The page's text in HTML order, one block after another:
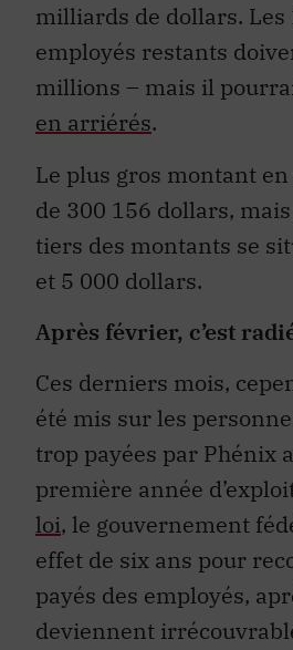
milliards de dollars. Les
employés restants
millions – mais il
en arriérés.
Le plus gros montant
de 300 156 dollars,
tiers des montants se
et 5 000 dollars.
Après février, c’est
Ces derniers mois,
été mis sur les
trop payées par Phénix
première année
loi, le gouvernement
effet de six ans pour
payés des employés,
deviennent